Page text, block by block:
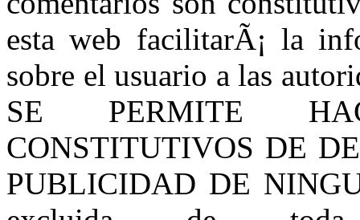
esta web facilitarÃ¡ la
sobre el usuario a las
SE PERMITE
CONSTITUTIVOS DE
PUBLICIDAD DE